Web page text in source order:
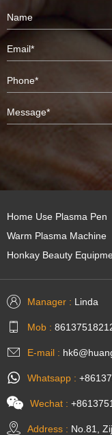
Home Use Plasma Pen
Warm Plasma Machine
Honkay Beauty
Manager : Linda
Mob :
E-mail :
Whatsapp :
Wechat :
Address : No.81,